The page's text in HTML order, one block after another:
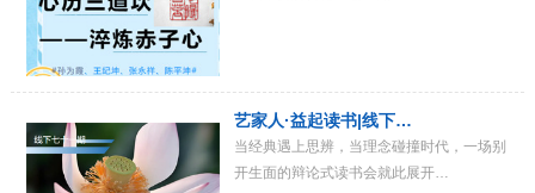
艺家人·益起读书|线下…
当经典遇上思辨，当理念碰撞时代，一场别
开生面的辩论式读书会就此展开…